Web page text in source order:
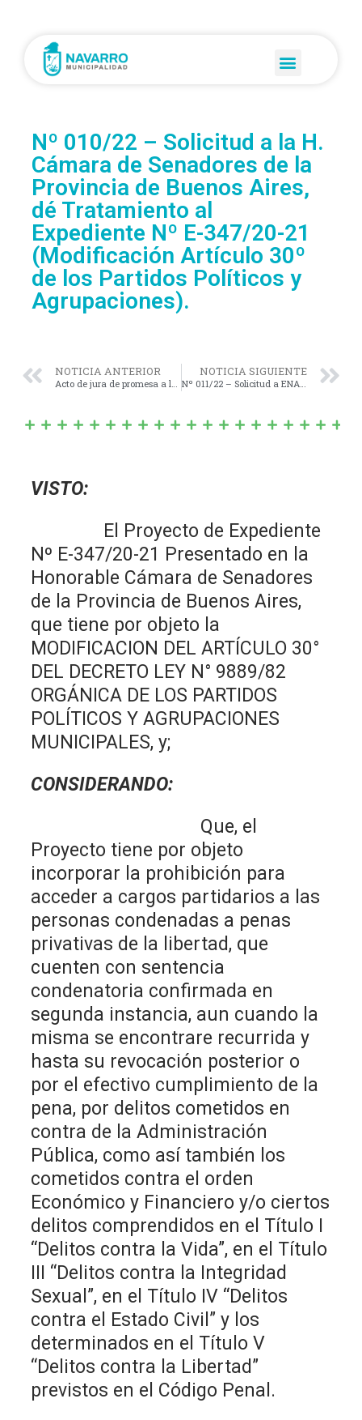
Nº 010/22 – Solicitud a la H.
Cámara de Senadores de la
Provincia de Buenos Aires,
dé Tratamiento al
Expediente Nº E-347/20-21
(Modificación Artículo 30º
de los Partidos Políticos y
Agrupaciones).
NOTICIA ANTERIOR
Acto de jura de promesa a la Bandera Argentina.
NOTICIA SIGUIENTE
Nº 011/22 – Solicitud a ENACOM para que dé cumplimiento a la Resolución del 07/10/2020.
VISTO:
El Proyecto de Expediente
Nº E-347/20-21 Presentado en la
Honorable Cámara de Senadores
de la Provincia de Buenos Aires,
que tiene por objeto la
MODIFICACION DEL ARTÍCULO 30°
DEL DECRETO LEY N° 9889/82
ORGÁNICA DE LOS PARTIDOS
POLÍTICOS Y AGRUPACIONES
MUNICIPALES, y;
CONSIDERANDO:
Que, el
Proyecto tiene por objeto
incorporar la prohibición para
acceder a cargos partidarios a las
personas condenadas a penas
privativas de la libertad, que
cuenten con sentencia
condenatoria confirmada en
segunda instancia, aun cuando la
misma se encontrare recurrida y
hasta su revocación posterior o
por el efectivo cumplimiento de la
pena, por delitos cometidos en
contra de la Administración
Pública, como así también los
cometidos contra el orden
Económico y Financiero y/o ciertos
delitos comprendidos en el Título I
“Delitos contra la Vida”, en el Título
III “Delitos contra la Integridad
Sexual”, en el Título IV “Delitos
contra el Estado Civil” y los
determinados en el Título V
“Delitos contra la Libertad”
previstos en el Código Penal.